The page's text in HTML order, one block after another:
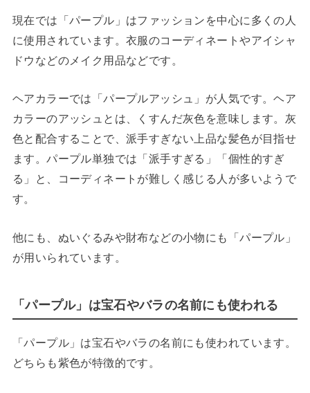
現在では「パープル」はファッションを中心に多くの人
に使用されています。衣服のコーディネートやアイシャ
ドウなどのメイク用品などです。
ヘアカラーでは「パープルアッシュ」が人気です。ヘア
カラーのアッシュとは、くすんだ灰色を意味します。灰
色と配合することで、派手すぎない上品な髪色が目指せ
ます。パープル単独では「派手すぎる」「個性的すぎ
る」と、コーディネートが難しく感じる人が多いようで
す。
他にも、ぬいぐるみや財布などの小物にも「パープル」
が用いられています。
「パープル」は宝石やバラの名前にも使われる
「パープル」は宝石やバラの名前にも使われています。
どちらも紫色が特徴的です。